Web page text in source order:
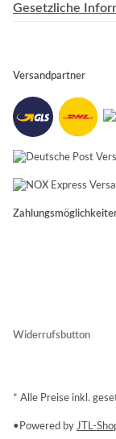
Gesetzliche
Versandpartner
Widerrufsbutton
* Alle Preise inkl.
• Powered by JTL-